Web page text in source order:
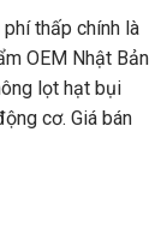
thấp chính là
OEM Nhật Bản
lọt hạt bụi
cơ. Giá bán